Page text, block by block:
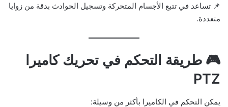
📌 تساعد في تتبع الأجسام المتحركة وتسجيل الحوادث بدقة من زوايا
متعددة.
🎮 طريقة التحكم في تحريك كاميرا
PTZ
يمكن التحكم في الكاميرا بأكثر من وسيلة: